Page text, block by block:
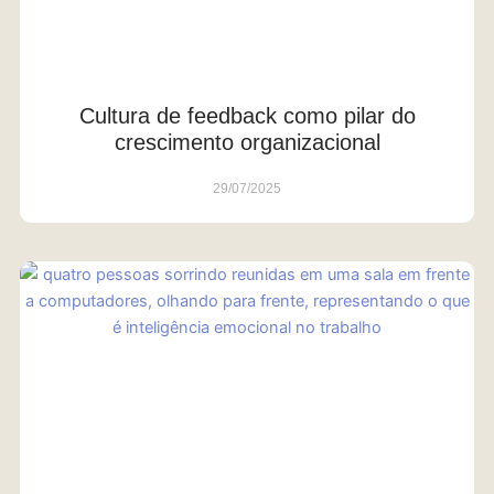
Cultura de feedback como pilar do
crescimento organizacional
29/07/2025